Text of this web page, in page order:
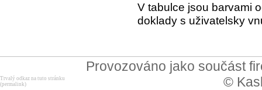
V tabulce jsou barvami
doklady s uživatelsky
Provozováno jako součást
©
Trvalý odkaz na tuto stránku
(permalink)